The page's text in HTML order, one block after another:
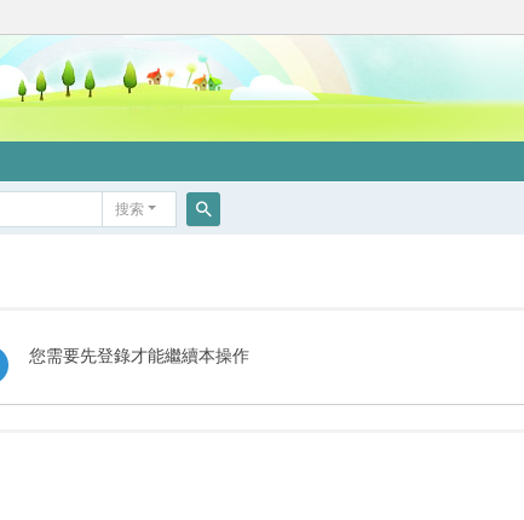
搜索
您需要先登錄才能繼續本操作